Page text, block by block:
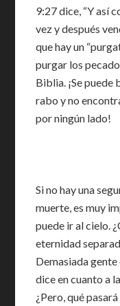
9:27 dice, “Y así
vez y después
que hay un
purgar los
Biblia. ¡Se puede
rabo y no
por ningún lado!
Si no hay una
muerte, es muy
puede ir al cielo.
eternidad
Demasiada gente
dice en cuanto a
¿Pero, qué